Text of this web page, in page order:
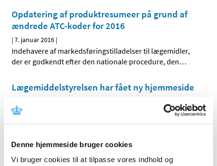
Denne hjemmeside bruger cookies
Vi bruger cookies til at tilpasse vores indhold og
Opdatering af produktresumeer på grund af
ændrede ATC-koder for 2016
|7. januar 2016 |
Indehavere af markedsføringstilladelser til lægemidler,
der er godkendt efter den nationale procedure, den…
Lægemiddelstyrelsen har fået ny hjemmeside
Lægemiddelstyrelsen har lanceret sin egen, nye
hjemmeside – Laegemiddelstyrelsen.dk – hvor man…
Forrige …